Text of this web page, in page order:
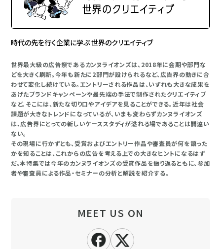
時代の先を行く企業に学ぶ 世界のクリエイティブ
世界最大級の広告祭であるカンヌライオンズは、2018年に会期や部門な
どを大きく刷新。今年も新たに2部門が設けられるなど、広告界の動きに合
わせて変化し続けている。エントリーされる作品は、いずれも大きな成果を
あげたブランドキャンペーンや最先端の手法で制作されたクリエイティブ
など。そこには、新たな切り口やアイデアを見ることができる。近年は社会
課題が大きなトレンドになっているが、いまも変わらずカンヌライオンズ
は、広告界にとっての新しいケーススタディが溢れる場であることは間違い
ない。
その現場に行かずとも、受賞およびエントリー作品や審査員が何を語った
かを知ることは、これからの広告を考える上での大きなヒントになるはず
だ。本特集では今年のカンヌライオンズの受賞作品を振り返るともに、参加
者や審査員による作品・セミナーの分析と解説を紹介する。
MEET US ON